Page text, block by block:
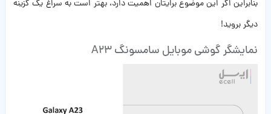
بنابراین اگر این موضوع برایتان اهمیت دارد، بهتر است به سراغ یک گزینه
دیگر بروید!
نمایشگر گوشی موبایل سامسونگ A23